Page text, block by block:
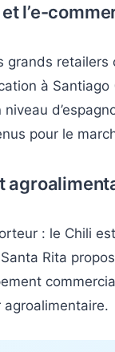
l’e-
grands
à
pour le
: le Chili
Rita